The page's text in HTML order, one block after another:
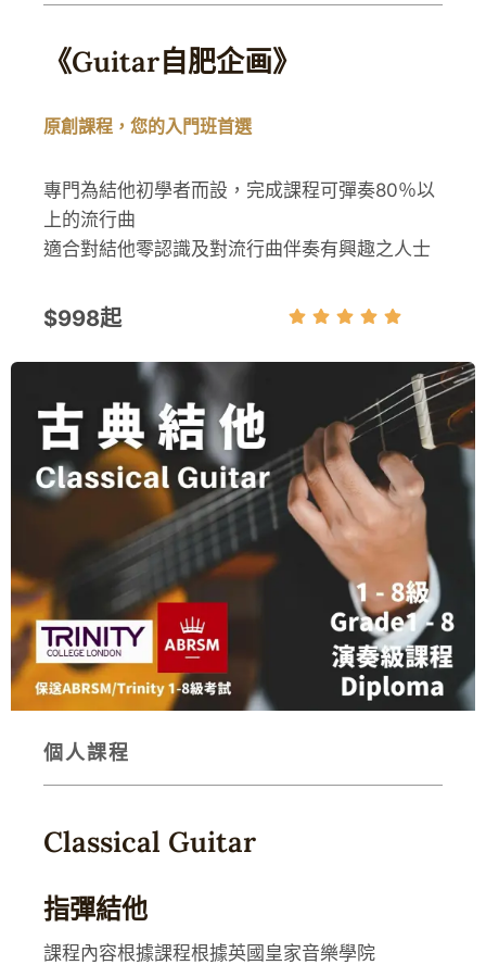
《Guitar自肥企画》
原創課程，您的入門班首選
專門為結他初學者而設，完成課程可彈奏80％以
上的流行曲
適合對結他零認識及對流行曲伴奏有興趣之人士
$998起
個人課程
Classical Guitar
指彈結他
課程內容根據課程根據英國皇家音樂學院